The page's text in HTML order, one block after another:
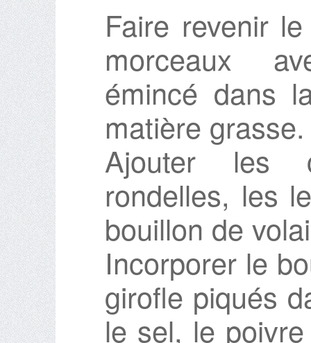
Faire revenir
morceaux
émincé dans
matière grasse.
Ajouter les
rondelles, les
bouillon de
Incorporer le
girofle piqués
le sel, le